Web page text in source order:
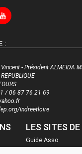
:
Vincent - Président ALMEIDA
/ 06 87 76 21 69
indreetloire
LES SITES
Guide Asso